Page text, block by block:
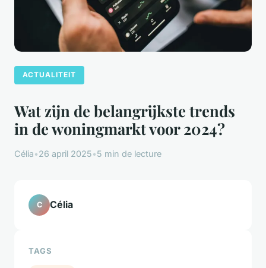
ACTUALITEIT
Wat zijn de belangrijkste trends
in de woningmarkt voor 2024?
Célia•26 april 2025•5 min de lecture
C Célia
TAGS